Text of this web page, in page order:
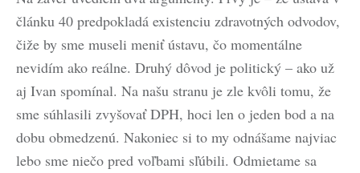
článku 40 predpokladá existenciu zdravotných odvodov,
čiže by sme museli meniť ústavu, čo momentálne
nevidím ako reálne. Druhý dôvod je politický – ako už
aj Ivan spomínal. Na našu stranu je zle kvôli tomu, že
sme súhlasili zvyšovať DPH, hoci len o jeden bod a na
dobu obmedzenú. Nakoniec si to my odnášame najviac
lebo sme niečo pred voľbami sľúbili. Odmietame sa